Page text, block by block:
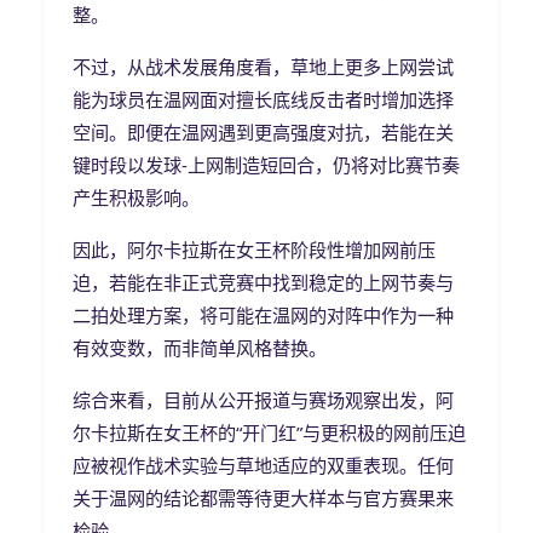
整。
不过，从战术发展角度看，草地上更多上网尝试
能为球员在温网面对擅长底线反击者时增加选择
空间。即便在温网遇到更高强度对抗，若能在关
键时段以发球-上网制造短回合，仍将对比赛节奏
产生积极影响。
因此，阿尔卡拉斯在女王杯阶段性增加网前压
迫，若能在非正式竞赛中找到稳定的上网节奏与
二拍处理方案，将可能在温网的对阵中作为一种
有效变数，而非简单风格替换。
综合来看，目前从公开报道与赛场观察出发，阿
尔卡拉斯在女王杯的“开门红”与更积极的网前压迫
应被视作战术实验与草地适应的双重表现。任何
关于温网的结论都需等待更大样本与官方赛果来